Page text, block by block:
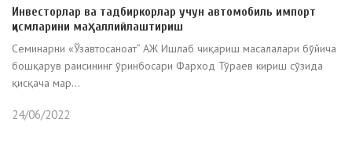
Инвесторлар ва тадбиркорлар учун автомобиль импорт
қисмларини маҳаллийлаштириш
Семинарни «Ўзавтосаноат” АЖ Ишлаб чиқариш масалалари бўйича
бошқарув раисининг ўринбосари Фарход Тўраев кириш сўзида
қисқача мар...
24/06/2022